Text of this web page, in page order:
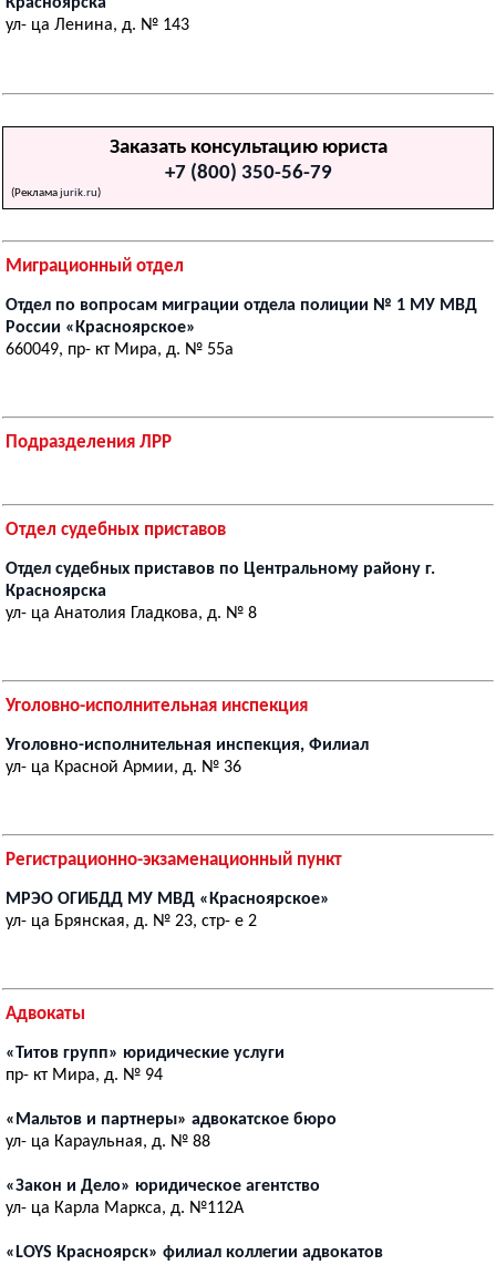
Красноярска
ул- ца Ленина, д. № 143
Заказать консультацию юриста
+7 (800) 350-56-79
(Рекламаjurik.ru)
Миграционный отдел
Отдел по вопросам миграции отдела полиции № 1 МУ МВД
России «Красноярское»
660049, пр- кт Мира, д. № 55а
Подразделения ЛРР
Отдел судебных приставов
Отдел судебных приставов по Центральному району г.
Красноярска
ул- ца Анатолия Гладкова, д. № 8
Уголовно-исполнительная инспекция
Уголовно-исполнительная инспекция, Филиал
ул- ца Красной Армии, д. № 36
Регистрационно-экзаменационный пункт
МРЭО ОГИБДД МУ МВД «Красноярское»
ул- ца Брянская, д. № 23, стр- е 2
Адвокаты
«Титов групп» юридические услуги
пр- кт Мира, д. № 94
«Мальтов и партнеры» адвокатское бюро
ул- ца Караульная, д. № 88
«Закон и Дело» юридическое агентство
ул- ца Карла Маркса, д. №112А
«LOYS Красноярск» филиал коллегии адвокатов